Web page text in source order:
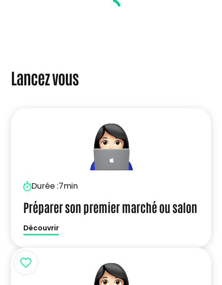
Lancez vous
Durée :7min
Préparer son premier marché ou salon
Découvrir